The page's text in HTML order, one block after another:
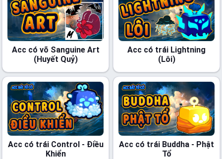
Acc có võ Sanguine Art
(Huyết Quỷ)
Acc có trái Lightning
(Lôi)
Acc có trái Control - Điều
Khiển
Acc có trái Buddha - Phật
Tổ